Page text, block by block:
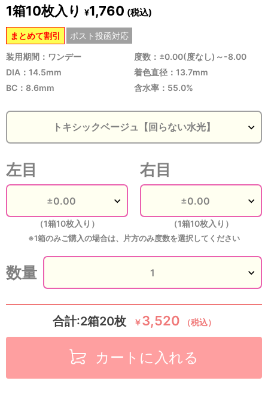
1箱10枚入り ¥1,760 (税込)
まとめて割引 ポスト投函対応
装用期間：ワンデー
度数：±0.00(度なし)～-8.00
DIA：14.5mm
着色直径：13.7mm
BC：8.6mm
含水率：55.0%
左目
（1箱10枚入り）
右目
（1箱10枚入り）
※1箱のみご購入の場合は、片方のみ度数を選択してください
数量
合計:2箱20枚 ￥3,520 （税込）
カートに入れる